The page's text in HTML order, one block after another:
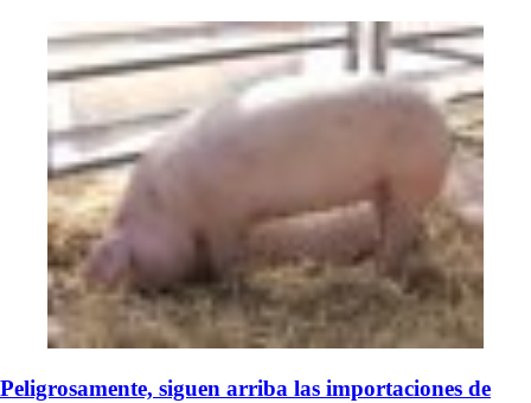
Peligrosamente, siguen arriba las importaciones de